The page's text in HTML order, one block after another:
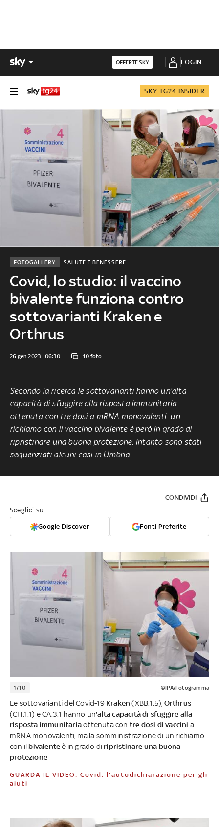
OFFERTE SKY LOGIN
SKY TG24 INSIDER
Covid, lo studio: il vaccino
bivalente funziona contro
sottovarianti Kraken e
Orthrus
SALUTE E BENESSERE
FOTOGALLERY
26 gen 2023 - 06:30 10 foto
Secondo la ricerca le sottovarianti hanno un'alta
capacità di sfuggire alla risposta immunitaria
ottenuta con tre dosi a mRNA monovalenti: un
richiamo con il vaccino bivalente è però in grado di
ripristinare una buona protezione. Intanto sono stati
sequenziati alcuni casi in Umbria
Sceglici su:
Google Discover Fonti Preferite
CONDIVIDI
1/10 ©IPA/Fotogramma
Le sottovarianti del Covid-19 Kraken (XBB.1.5), Orthrus
(CH.1.1) e CA.3.1 hanno un'alta capacità di sfuggire alla
risposta immunitariaottenuta con tre dosi di vaccini a
mRNA monovalenti, ma la somministrazione di un richiamo
con il bivalenteè in grado di ripristinare una buona
protezione
GUARDA IL VIDEO: Covid, l'autodichiarazione per gli
aiuti